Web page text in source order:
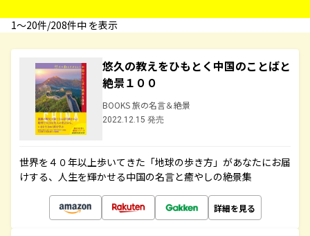
1〜20件/208件中 を表示
悠久の教えをひもとく中国のことばと
絶景１００
BOOKS 旅の名言＆絶景
2022.12.15 発売
世界を４０年以上歩いてきた「地球の歩き方」があなたにお届
けする、人生を輝かせる中国の名言と癒やしの絶景集
詳細を見る